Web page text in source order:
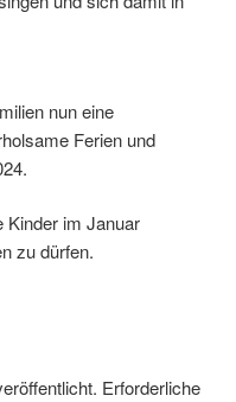
nun eine
Ferien und
Kinder im Januar
zu dürfen.
Erforderliche